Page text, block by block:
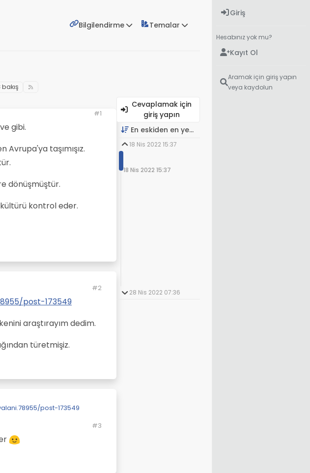
Bilgilendirme Temalar
bakış
#1
gibi.
taşımışız.
dönüşmüştür.
kültürü kontrol eder.
#2
post-173549
araştırayım dedim.
türetmişiz.
post-173549
kökenini araştırayım dedim.
türetmişiz.
#3
Cevaplamak için
giriş yapın
En eskiden en yeniye
18 Nis 2022 15:37
18 Nis 2022 15:37
28 Nis 2022 07:36
Giriş
Hesabınız yok mu?
Kayıt Ol
Aramak için giriş yapın
veya kaydolun